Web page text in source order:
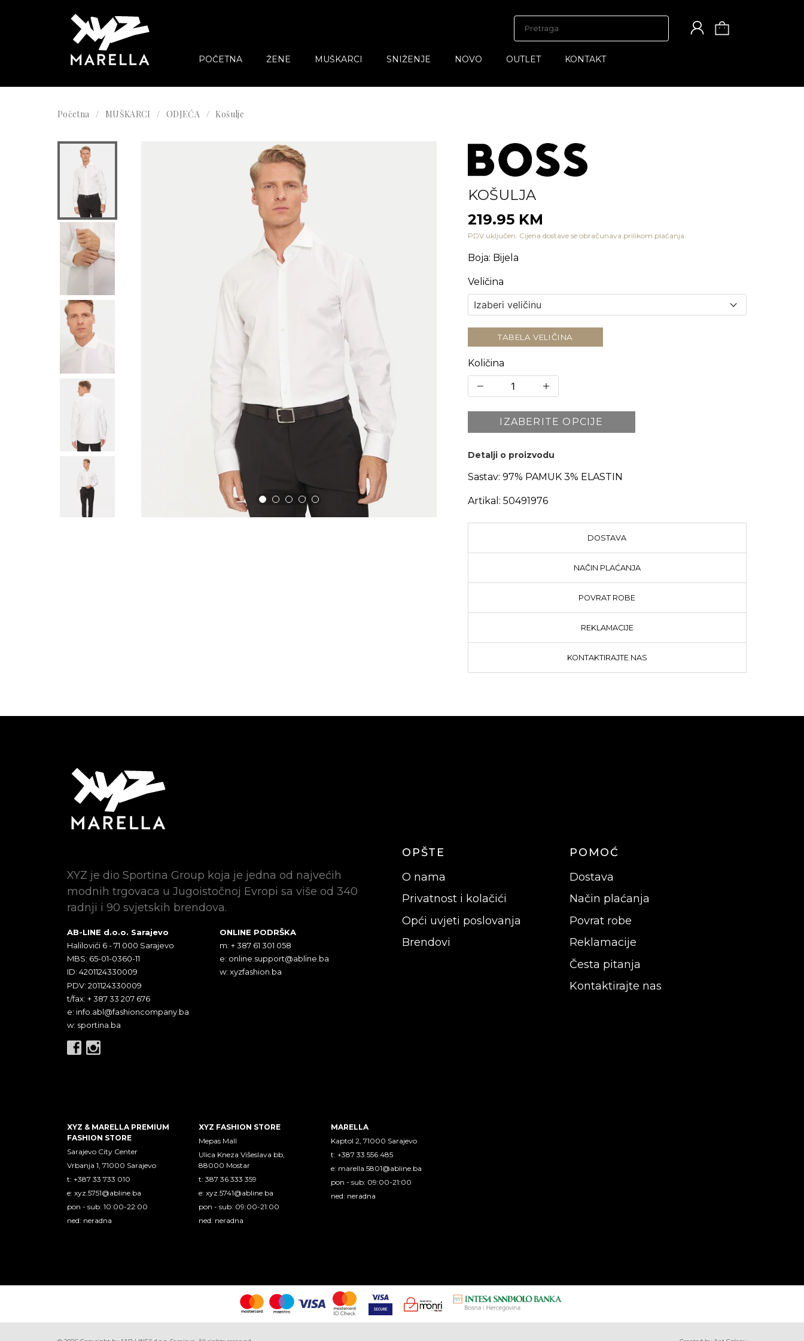
POČETNA ŽENE MUŠKARCI SNIŽENJE NOVO OUTLET KONTAKT
Početna MUŠKARCI ODJEĆA Košulje
KOŠULJA
219.95 KM
PDV uključen. Cijena dostave se obračunava prilikom plaćanja.
Boja: Bijela
Veličina
TABELA VELIČINA
Količina
IZABERITE OPCIJE
Detalji o proizvodu
Sastav: 97% PAMUK 3% ELASTIN
Artikal: 50491976
DOSTAVA
NAČIN PLAĆANJA
POVRAT ROBE
REKLAMACIJE
KONTAKTIRAJTE NAS
XYZ je dio Sportina Group koja je jedna od najvećih
modnih trgovaca u Jugoistočnoj Evropi sa više od 340
radnji i 90 svjetskih brendova.
AB-LINE d.o.o. Sarajevo
Halilovići 6 - 71 000 Sarajevo
MBS: 65-01-0360-11
ID: 4201124330009
PDV: 201124330009
t/fax: + 387 33 207 676
e: info.abl@fashioncompany.ba
w: sportina.ba
ONLINE PODRŠKA
m: + 387 61 301 058
e: online.support@abline.ba
w: xyzfashion.ba
OPŠTE
O nama
Privatnost i kolačići
Opći uvjeti poslovanja
Brendovi
POMOĆ
Dostava
Način plaćanja
Povrat robe
Reklamacije
Česta pitanja
Kontaktirajte nas
XYZ & MARELLA PREMIUM
FASHION STORE
Sarajevo City Center
Vrbanja 1, 71000 Sarajevo
t: +387 33 733 010
e: xyz.5751@abline.ba
pon - sub: 10:00-22:00
ned: neradna
XYZ FASHION STORE
Mepas Mall
Ulica Kneza Višeslava bb,
88000 Mostar
t: 387 36 333 359
e:xyz.5741@abline.ba
pon - sub: 09:00-21:00
ned: neradna
MARELLA
Kaptol 2, 71000 Sarajevo
t: +387 33 556 485
e: marella.5801@abline.ba
pon - sub: 09:00-21:00
ned: neradna